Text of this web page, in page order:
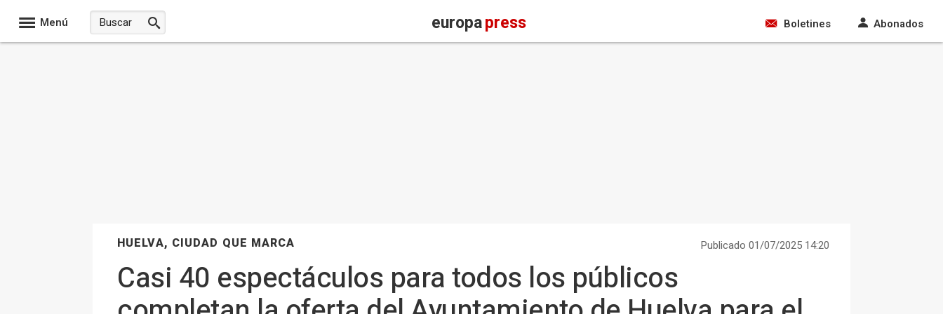
Menú europapress Boletines Abonados
HUELVA, CIUDAD QUE MARCA Publicado 01/07/2025 14:20
Casi 40 espectáculos para todos los públicos